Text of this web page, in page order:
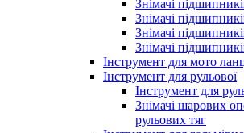
Знімачі
Знімачі
Знімачі
Знімачі
Інструмент для мото
Інструмент для рульової
Інструмент для
Знімачі шарових
рульових тяг